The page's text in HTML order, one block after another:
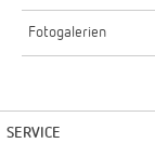
Fotogalerien
SERVICE